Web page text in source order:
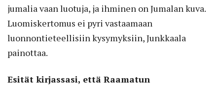
jumalia vaan luotuja, ja ihminen on Jumalan kuva.
Luomiskertomus ei pyri vastaamaan
luonnontieteellisiin kysymyksiin, Junkkaala
painottaa.
Esität kirjassasi, että Raamatun